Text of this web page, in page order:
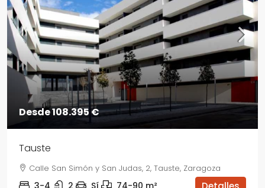
Desde 108.395 €
Tauste
Calle San Simón y San Judas, 2, Tauste, Zaragoza
3-4 2 Sí 74-90 m²